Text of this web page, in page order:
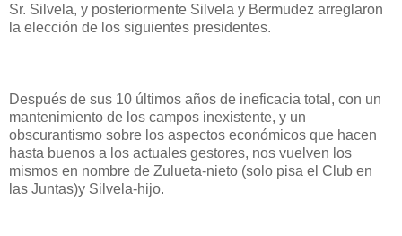
Sr. Silvela, y posteriormente Silvela y Bermudez arreglaron
la elección de los siguientes presidentes.
Después de sus 10 últimos años de ineficacia total, con un
mantenimiento de los campos inexistente, y un
obscurantismo sobre los aspectos económicos que hacen
hasta buenos a los actuales gestores, nos vuelven los
mismos en nombre de Zulueta-nieto (solo pisa el Club en
las Juntas)y Silvela-hijo.